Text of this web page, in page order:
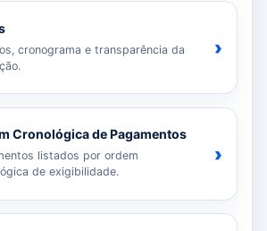
cronograma e transparência da
›
Cronológica de Pagamentos
listados por ordem
de exigibilidade.
›